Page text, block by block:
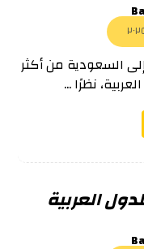
السعودية من أكثر
نظرًا ...
العربية